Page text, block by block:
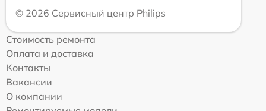
© 2026 Сервисный центр Philips
Стоимость ремонта
Оплата и доставка
Контакты
Вакансии
О компании